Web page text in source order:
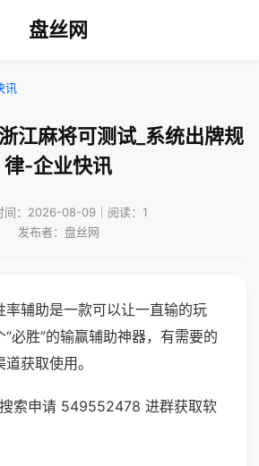
盘丝网
讯
江麻将可测试_系统出牌规
律-企业快讯
间：2026-08-09｜阅读：1
发布者：盘丝网
率辅助是一款可以让一直输的玩
必胜”的输赢辅助神器，有需要的
获取使用。
索申请 549552478 进群获取软